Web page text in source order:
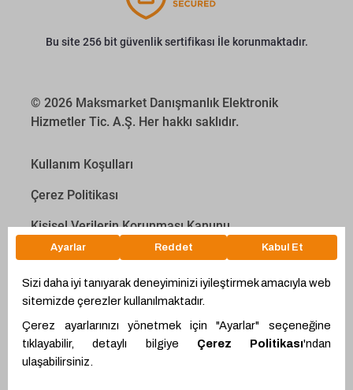
WhatsApp
Teklif Hattı
Bu site 256 bit güvenlik sertifikası İle korunmaktadır.
© 2026 Maksmarket Danışmanlık Elektronik
Hizmetler Tic. A.Ş. Her hakkı saklıdır.
Kullanım Koşulları
Çerez Politikası
Kişisel Verilerin Korunması Kanunu
İletişim Aydınlatma Metni
Proyakıt
Ödeme Hesaplama Aracı